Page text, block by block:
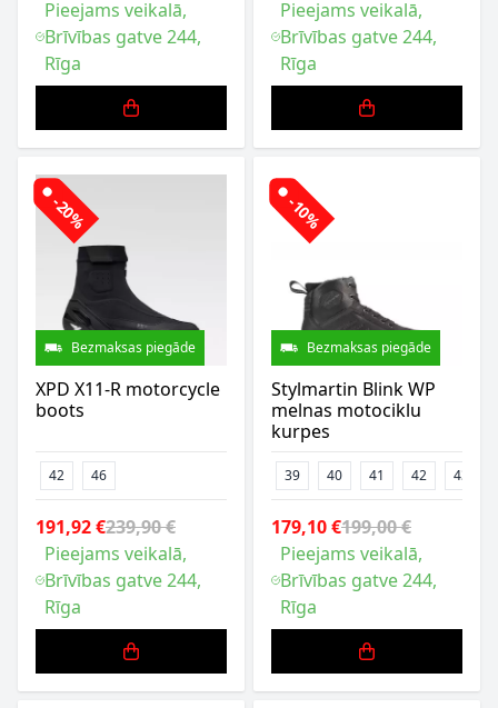
Pieejams veikalā,
Brīvības gatve 244,
Rīga
Pieejams veikalā,
Brīvības gatve 244,
Rīga
-20%
Bezmaksas piegāde
XPD X11-R motorcycle
boots
42 46
191,92 €239,90 €
Pieejams veikalā,
Brīvības gatve 244,
Rīga
-10%
Bezmaksas piegāde
Stylmartin Blink WP
melnas motociklu
kurpes
39 40 41 42 43
179,10 €199,00 €
Pieejams veikalā,
Brīvības gatve 244,
Rīga